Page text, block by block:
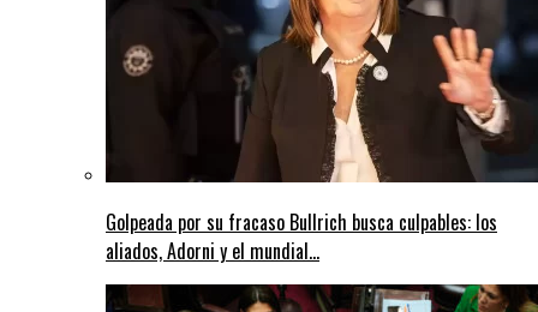
Golpeada por su fracaso Bullrich busca culpables: los
aliados, Adorni y el mundial...